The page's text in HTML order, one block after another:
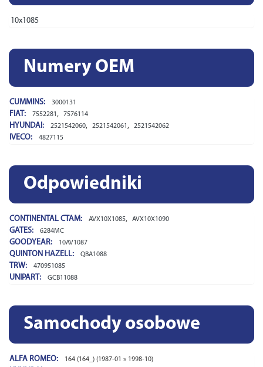
10x1085
Numery OEM
CUMMINS: 3000131
FIAT: 7552281 , 7576114
HYUNDAI: 2521542060, 2521542061 , 2521542062
IVECO: 4827115
Odpowiedniki
CONTINENTAL CTAM: AVX10X1085, AVX10X1090
GATES: 6284MC
GOODYEAR: 10AV1087
QUINTON HAZELL: QBA1088
TRW: 470951085
UNIPART: GCB11088
Samochody osobowe
ALFA ROMEO: 164 (164_) (1987-01 » 1998-10)